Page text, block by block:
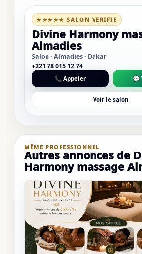
★★★★★ SALON VERIFIE
Divine Harmony
Almadies
Salon · Almadies · Dakar
+221 78 015 12 74
📞 Appeler 💬
Voir le salon
MÊME PROFESSIONNEL
Autres annonces de
Harmony massage